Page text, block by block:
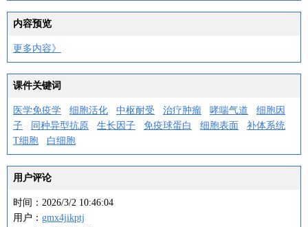
内容预览
更多内容》
课件关键词
医学免疫学 细胞活化 中枢耐受 治疗肿瘤 哮喘气道
细胞因
子
同种异型抗原 生长因子 免疫球蛋白 细胞表面
补体系统
T细胞
白细胞
用户评论
时间：2026/3/2 10:46:04
用户： gmx4jikptj